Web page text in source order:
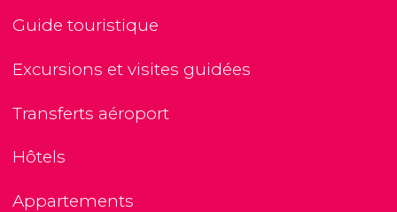
Guide touristique
Excursions et visites guidées
Transferts aéroport
Hôtels
Appartements